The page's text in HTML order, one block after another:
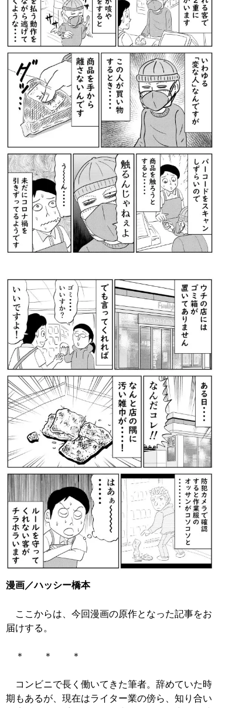
漫画／ハッシー橋本
ここからは、今回漫画の原作となった記事をお
届けする。
＊ ＊ ＊
コンビニで長く働いてきた筆者。辞めていた時
期もあるが、現在はライター業の傍ら、知り合い